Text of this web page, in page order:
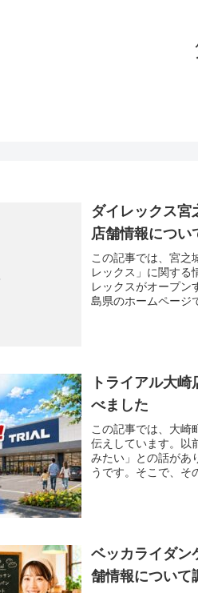
ダイレックス宮
店舗情報につい
この記事では、宮之
レックス」に関する
レックスがオープン
島県のホームページ
トライアル大
べました
この記事では、大崎
伝えしています。以
みたい」との話があ
うです。そこで、そ
ベッカライダン
舗情報について